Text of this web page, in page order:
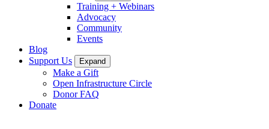
Training + Webinars
Advocacy
Community
Events
Blog
Support Us
Expand
Make a Gift
Open Infrastructure Circle
Donor FAQ
Donate